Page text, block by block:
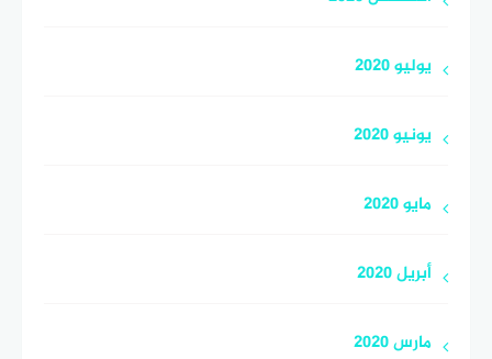
يوليو 2020
يونيو 2020
مايو 2020
أبريل 2020
مارس 2020